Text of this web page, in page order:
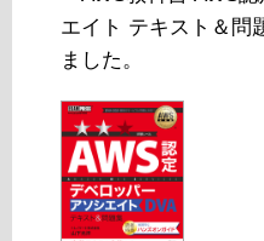
エイト テキスト＆問
ました。